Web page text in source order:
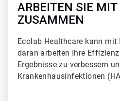
ARBEITEN SIE MIT
ZUSAMMEN
Ecolab Healthcare kann mit
daran arbeiten Ihre
Ergebnisse zu verbessern
Krankenhausinfektionen